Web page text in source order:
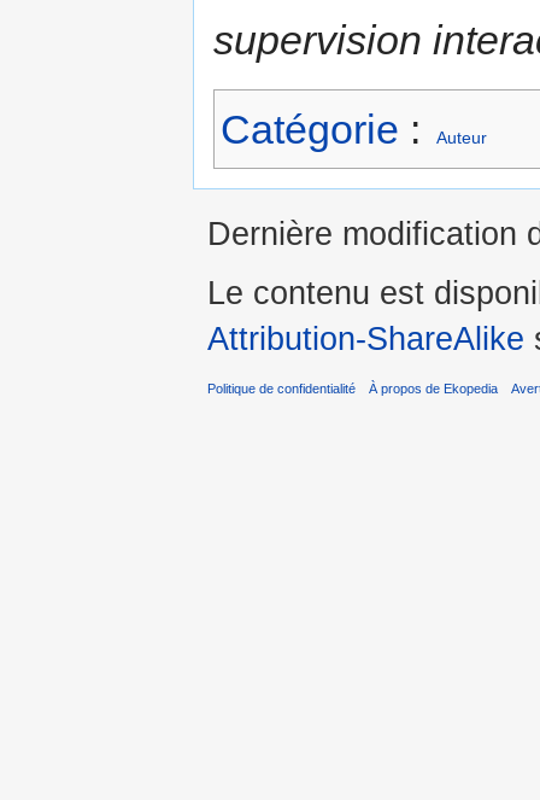
supervision
Catégorie : Auteur
Dernière modification
Le contenu est
Attribution-ShareAlike
Politique de confidentialité À propos de Ekopedia